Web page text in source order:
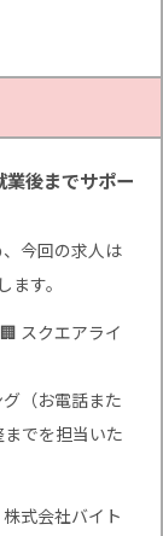
後までサポー
今回の求人は
す。
スクエアライ
（お電話また
でを担当いた
式会社バイト